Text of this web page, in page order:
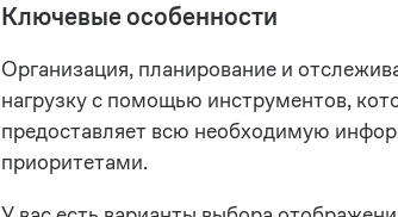
Ключевые особенности
Организация, планирование и
нагрузку с помощью инструментов,
предоставляет всю необходимую
приоритетами.